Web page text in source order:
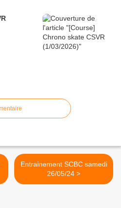
Entrainement SCBC samedi
26/05/24 >